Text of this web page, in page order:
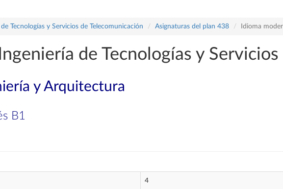
Tecnologías y Servicios de Telecomunicación Asignaturas del plan 438 Idioma
de Tecnologías y
y Arquitectura
B1
4